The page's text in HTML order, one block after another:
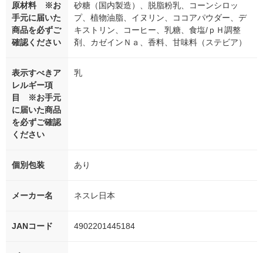
原材料 ※お
手元に届いた
商品を必ずご
確認ください
砂糖（国内製造）、脱脂粉乳、コーンシロッ
プ、植物油脂、イヌリン、ココアパウダー、デ
キストリン、コーヒー、乳糖、食塩/ｐＨ調整
剤、カゼインＮａ、香料、甘味料（ステビア）
表示すべきア
レルギー項
目 ※お手元
に届いた商品
を必ずご確認
ください
乳
個別包装 あり
メーカー名 ネスレ日本
JANコード 4902201445184